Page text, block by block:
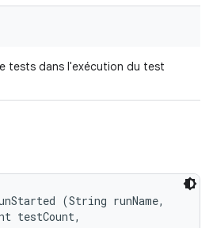
tests dans l'exécution du test
(String runName,
testCount,